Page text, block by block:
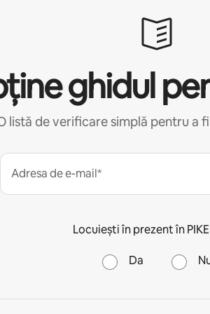
ghidul
listă de verificare simplă pentru a
Adresa de e-mail*
Locuiești în prezent în
Da